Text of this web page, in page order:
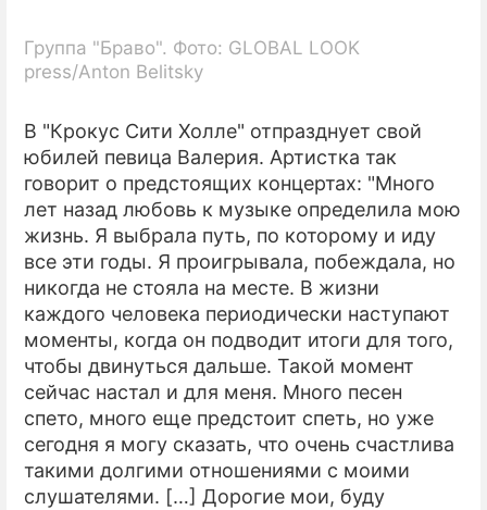
Группа "Браво". Фото: GLOBAL LOOK
press/Anton Belitsky
В "Крокус Сити Холле" отпразднует свой
юбилей певица Валерия. Артистка так
говорит о предстоящих концертах: "Много
лет назад любовь к музыке определила мою
жизнь. Я выбрала путь, по которому и иду
все эти годы. Я проигрывала, побеждала, но
никогда не стояла на месте. В жизни
каждого человека периодически наступают
моменты, когда он подводит итоги для того,
чтобы двинуться дальше. Такой момент
сейчас настал и для меня. Много песен
спето, много еще предстоит спеть, но уже
сегодня я могу сказать, что очень счастлива
такими долгими отношениями с моими
слушателями. […] Дорогие мои, буду